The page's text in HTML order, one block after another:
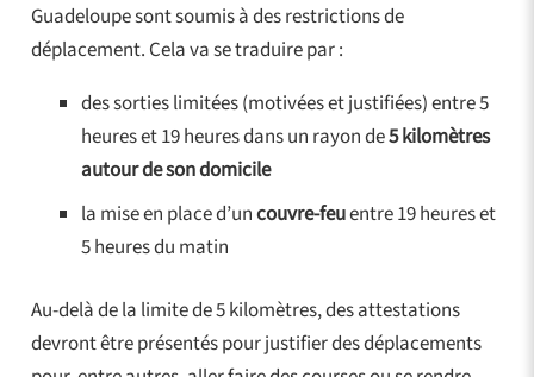
Guadeloupe sont soumis à des restrictions de
déplacement. Cela va se traduire par :
des sorties limitées (motivées et justifiées) entre 5
heures et 19 heures dans un rayon de5 kilomètres
autour de son domicile
la mise en place d’uncouvre-feuentre 19 heures et
5 heures du matin
Au-delà de la limite de 5 kilomètres, des attestations
devront être présentés pour justifier des déplacements